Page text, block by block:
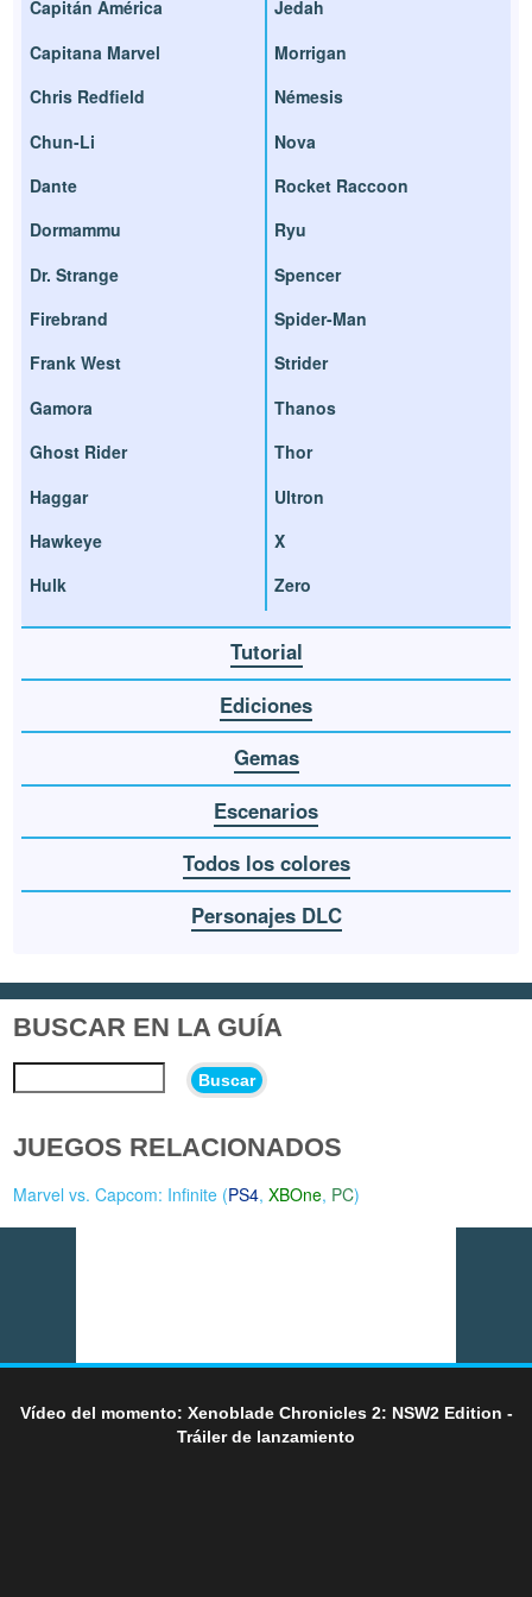
Capitán América
Capitana Marvel
Chris Redfield
Chun-Li
Dante
Dormammu
Dr. Strange
Firebrand
Frank West
Gamora
Ghost Rider
Haggar
Hawkeye
Hulk
Jedah
Morrigan
Némesis
Nova
Rocket Raccoon
Ryu
Spencer
Spider-Man
Strider
Thanos
Thor
Ultron
X
Zero
Tutorial
Ediciones
Gemas
Escenarios
Todos los colores
Personajes DLC
BUSCAR EN LA GUÍA
Buscar
JUEGOS RELACIONADOS
Marvel vs. Capcom: Infinite (PS4,XBOne, PC)
Vídeo del momento: Xenoblade Chronicles 2: NSW2 Edition -
Tráiler de lanzamiento